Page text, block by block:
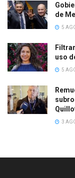
de
5
uso
5
3